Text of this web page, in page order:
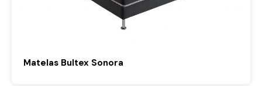
Matelas Bultex Sonora